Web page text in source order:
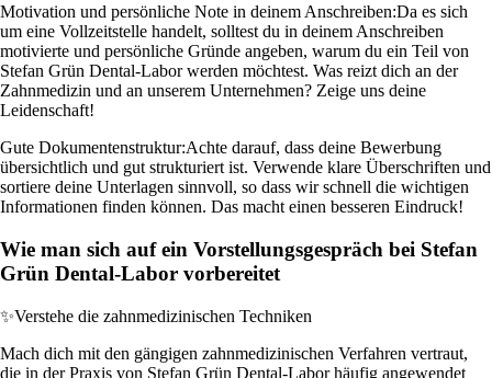
Motivation und persönliche Note in deinem Anschreiben:Da es sich
um eine Vollzeitstelle handelt, solltest du in deinem Anschreiben
motivierte und persönliche Gründe angeben, warum du ein Teil von
Stefan Grün Dental-Labor werden möchtest. Was reizt dich an der
Zahnmedizin und an unserem Unternehmen? Zeige uns deine
Leidenschaft!
Gute Dokumentenstruktur:Achte darauf, dass deine Bewerbung
übersichtlich und gut strukturiert ist. Verwende klare Überschriften und
sortiere deine Unterlagen sinnvoll, so dass wir schnell die wichtigen
Informationen finden können. Das macht einen besseren Eindruck!
Wie man sich auf ein Vorstellungsgespräch bei Stefan
Grün Dental-Labor vorbereitet
✨Verstehe die zahnmedizinischen Techniken
Mach dich mit den gängigen zahnmedizinischen Verfahren vertraut,
die in der Praxis von Stefan Grün Dental-Labor häufig angewendet